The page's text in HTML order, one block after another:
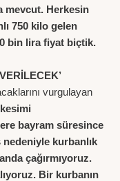
mevcut. Herkesin
750 kilo gelen
bin lira fiyat biçtik.
vurgulayan
bayram süresince
kurbanlık
çağırmıyoruz.
Bir kurbanın